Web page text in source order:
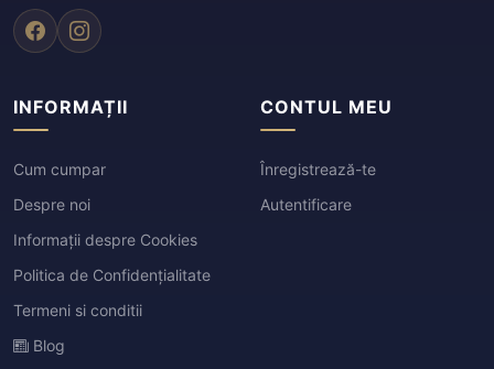
INFORMAȚII
Cum cumpar
Despre noi
Informații despre Cookies
Politica de Confidențialitate
Termeni si conditii
Blog
CONTUL MEU
Înregistrează-te
Autentificare